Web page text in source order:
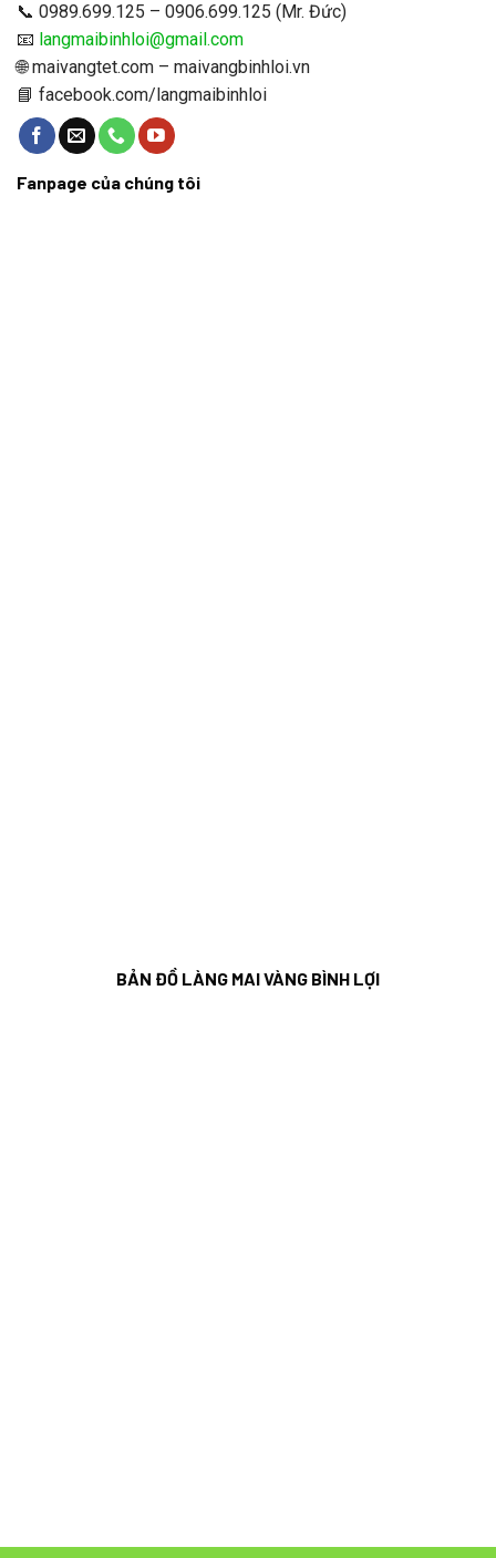
📞 0989.699.125 – 0906.699.125 (Mr. Đức)
📧 langmaibinhloi@gmail.com
🌐 maivangtet.com – maivangbinhloi.vn
📘 facebook.com/langmaibinhloi
Fanpage của chúng tôi
BẢN ĐỒ LÀNG MAI VÀNG BÌNH LỢI